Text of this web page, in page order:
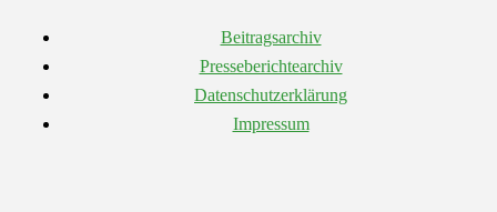
Beitragsarchiv
Presseberichtearchiv
Datenschutzerklärung
Impressum